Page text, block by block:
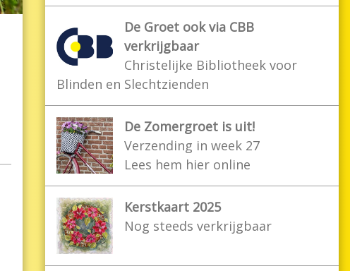
De Groet ook via CBB
verkrijgbaar
Christelijke Bibliotheek voor
Blinden en Slechtzienden
De Zomergroet is uit!
Verzending in week 27
Lees hem hier online
Kerstkaart 2025
Nog steeds verkrijgbaar